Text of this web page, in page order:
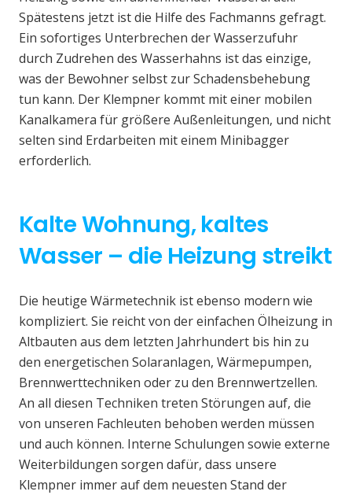
Spätestens jetzt ist die Hilfe des Fachmanns gefragt.
Ein sofortiges Unterbrechen der Wasserzufuhr
durch Zudrehen des Wasserhahns ist das einzige,
was der Bewohner selbst zur Schadensbehebung
tun kann. Der Klempner kommt mit einer mobilen
Kanalkamera für größere Außenleitungen, und nicht
selten sind Erdarbeiten mit einem Minibagger
erforderlich.
Kalte Wohnung, kaltes
Wasser – die Heizung streikt
Die heutige Wärmetechnik ist ebenso modern wie
kompliziert. Sie reicht von der einfachen Ölheizung in
Altbauten aus dem letzten Jahrhundert bis hin zu
den energetischen Solaranlagen, Wärmepumpen,
Brennwerttechniken oder zu den Brennwertzellen.
An all diesen Techniken treten Störungen auf, die
von unseren Fachleuten behoben werden müssen
und auch können. Interne Schulungen sowie externe
Weiterbildungen sorgen dafür, dass unsere
Klempner immer auf dem neuesten Stand der